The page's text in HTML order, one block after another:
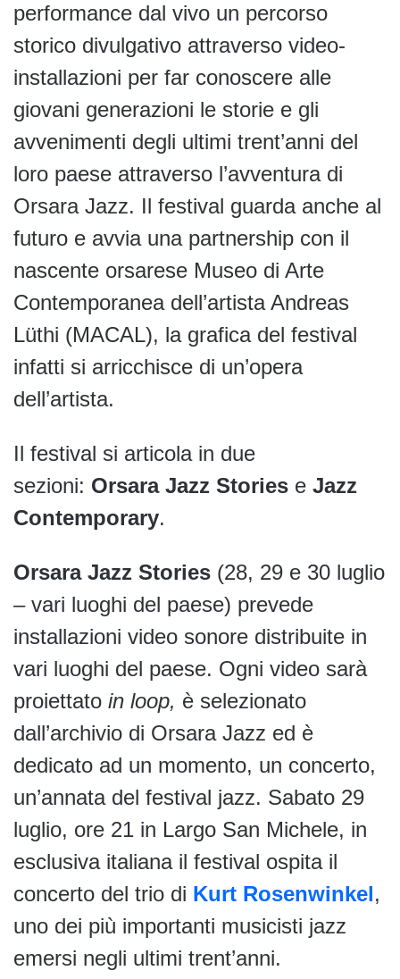
performance dal vivo un percorso
storico divulgativo attraverso video-
installazioni per far conoscere alle
giovani generazioni le storie e gli
avvenimenti degli ultimi trent’anni del
loro paese attraverso l’avventura di
Orsara Jazz. Il festival guarda anche al
futuro e avvia una partnership con il
nascente orsarese Museo di Arte
Contemporanea dell’artista Andreas
Lüthi (MACAL), la grafica del festival
infatti si arricchisce di un’opera
dell’artista.
Il festival si articola in due
sezioni: Orsara Jazz Stories e Jazz
Contemporary.
Orsara Jazz Stories (28, 29 e 30 luglio
– vari luoghi del paese) prevede
installazioni video sonore distribuite in
vari luoghi del paese. Ogni video sarà
proiettato in loop, è selezionato
dall’archivio di Orsara Jazz ed è
dedicato ad un momento, un concerto,
un’annata del festival jazz. Sabato 29
luglio, ore 21 in Largo San Michele, in
esclusiva italiana il festival ospita il
concerto del trio di Kurt Rosenwinkel,
uno dei più importanti musicisti jazz
emersi negli ultimi trent’anni.